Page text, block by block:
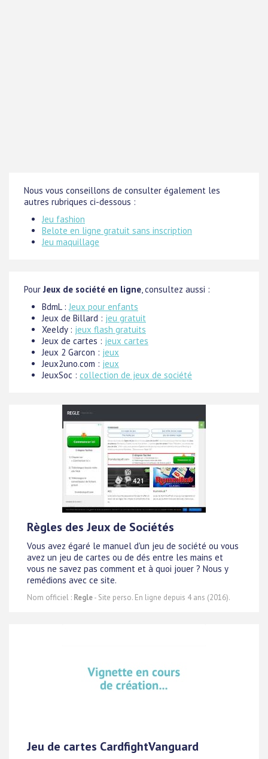
Nous vous conseillons de consulter également les
autres rubriques ci-dessous :
Jeu fashion
Belote en ligne gratuit sans inscription
Jeu maquillage
Pour Jeux de société en ligne , consultez aussi :
BdmL : Jeux pour enfants
Jeux de Billard : jeu gratuit
Xeeldy : jeux flash gratuits
Jeux de cartes : jeux cartes
Jeux 2 Garcon : jeux
Jeux2uno.com : jeux
JeuxSoc : collection de jeux de société
Règles des Jeux de Sociétés
Vous avez égaré le manuel d'un jeu de société ou vous
avez un jeu de cartes ou de dés entre les mains et
vous ne savez pas comment et à quoi jouer ? Nous y
remédions avec ce site.
Nom officiel : Regle- Site perso. En ligne depuis 4 ans (2016).
Jeu de cartes CardfightVanguard